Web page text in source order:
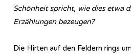
Schönheit spricht, wie dies etwa
Erzählungen bezeugen?
Die Hirten auf den Feldern rings